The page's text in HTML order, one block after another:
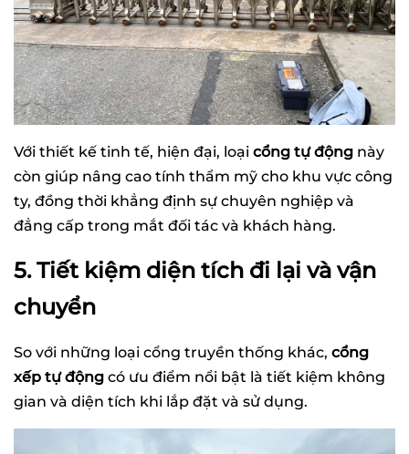
Với thiết kế tinh tế, hiện đại, loại cổng tự động này
còn giúp nâng cao tính thẩm mỹ cho khu vực công
ty, đồng thời khẳng định sự chuyên nghiệp và
đẳng cấp trong mắt đối tác và khách hàng.
5. Tiết kiệm diện tích đi lại và vận
chuyển
So với những loại cổng truyền thống khác, cổng
xếp tự động có ưu điểm nổi bật là tiết kiệm không
gian và diện tích khi lắp đặt và sử dụng.